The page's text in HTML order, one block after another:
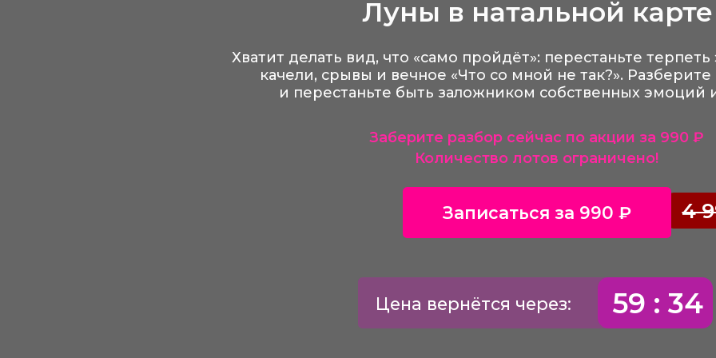
Возникли проблемы с оплатой или
задать вопрос?
Написать в отдел заботы